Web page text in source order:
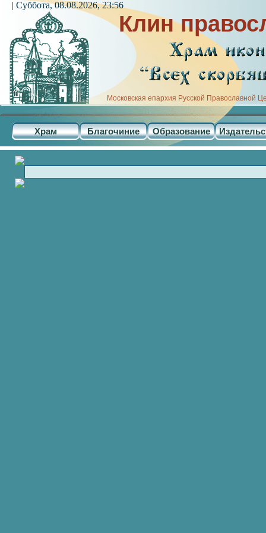
Клин
Московская епархия Русской Православной
Храм Благочиние Образование
| Суббота, 08.08.2026, 23:56